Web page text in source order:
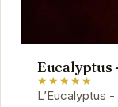
Eucalyptus
★★★★★
L’Eucalyptus